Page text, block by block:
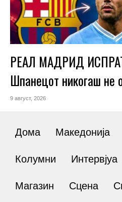
РЕАЛ МАДРИД
Шпанецот никогаш не
9 август, 2026
Дома Македонија
Колумни Интервјуа
Магазин Сцена